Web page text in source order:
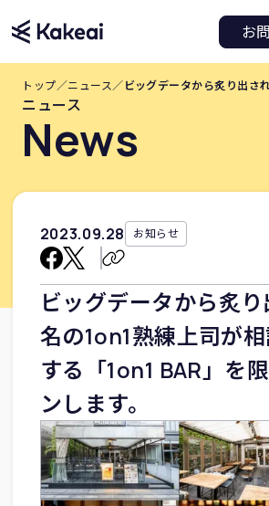
お
トップ／ニュース／
ニュース
News
2023.09.28 お知らせ
ビッグデータから炙
名の1on1熟練上司が
する「1on1 BAR」を
ンします。